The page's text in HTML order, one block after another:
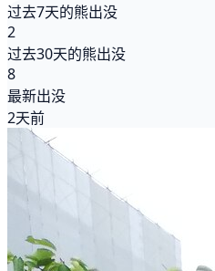
过去7天的熊出没
2
过去30天的熊出没
8
最新出没
2天前